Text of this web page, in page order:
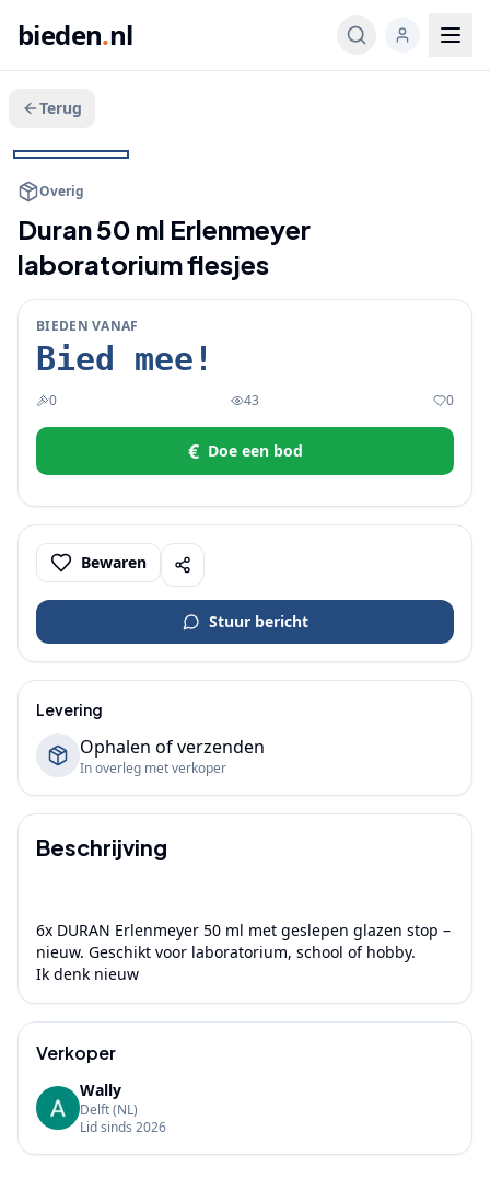
bieden.nl
Terug
Veeg voor meer
Overig
Duran 50 ml Erlenmeyer
laboratorium flesjes
BIEDEN VANAF
Bied mee!
0 43 0
€ Doe een bod
Bewaren
Stuur bericht
Levering
Ophalen of verzenden
In overleg met verkoper
Beschrijving
6x DURAN Erlenmeyer 50 ml met geslepen glazen stop –
nieuw. Geschikt voor laboratorium, school of hobby.
Ik denk nieuw
Verkoper
Wally
Delft(NL)
Lid sinds 2026